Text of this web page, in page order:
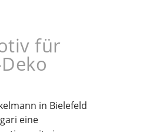
für
in Bielefeld
eine